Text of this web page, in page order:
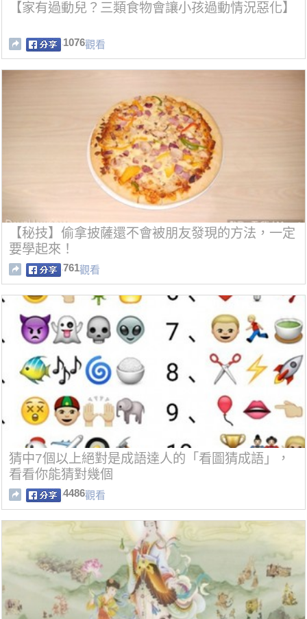
【家有過動兒？三類食物會讓小孩過動情況惡化】
1076觀看
【秘技】偷拿披薩還不會被朋友發現的方法，一定
要學起來！
761觀看
猜中7個以上絕對是成語達人的「看圖猜成語」，
看看你能猜對幾個
4486觀看